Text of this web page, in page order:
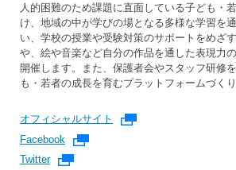
人的困難のため課題に直面している子ども・
け、地域の中が学びの場となる多様な学習を
い、学校の授業や受験対策のサポートをめざ
や、絵や音楽など自分の作品を通した表現力
開催します。また、保護者会やスタッフ研修
も・若者の成長を育むプラットフォームづく
オフィシャルサイト
Facebook
Twitter